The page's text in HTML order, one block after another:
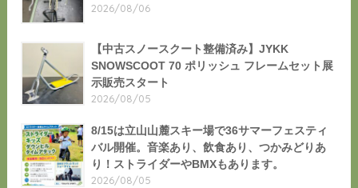
2026/08/06
【中古スノースクート整備済み】JYKK
SNOWSCOOT 70 ポリッシュ フレームセット展
示販売スタート
2026/08/05
8/15は立山山麓スキー場で36サマーフェスティ
バル開催。音楽あり、飲食あり、つかみどりあ
り！ストライダーやBMXもあります。
2026/08/05